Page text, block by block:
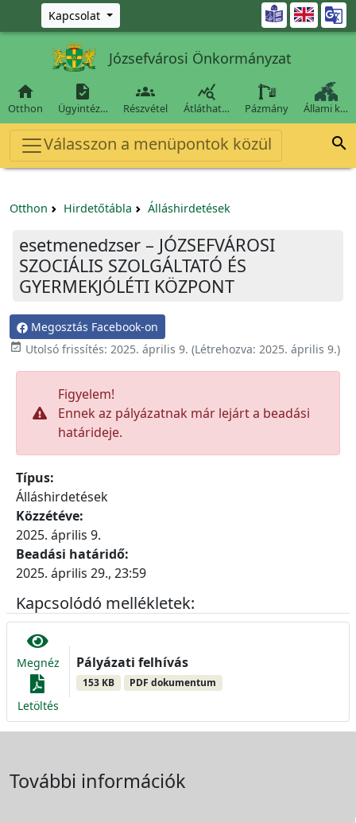
Ugrás a fő tartalomra
Kapcsolat 
Józsefvárosi Önkormányzat

Otthon

Ügyintéz…

Részvétel

Átláthat… Pázmány Állami k…
Válasszon a menüpontok közül 
Otthon Hirdetőtábla Álláshirdetések
esetmenedzser – JÓZSEFVÁROSI
SZOCIÁLIS SZOLGÁLTATÓ ÉS
GYERMEKJÓLÉTI KÖZPONT
Megosztás Facebook-on
 Utolsó frissítés: 2025. április 9. (Létrehozva: 2025. április 9.)
Figyelem!
Ennek az pályázatnak már lejárt a beadási
határideje.
Típus:
Álláshirdetések
Közzétéve:
2025. április 9.
Beadási határidő:
2025. április 29., 23:59
Kapcsolódó mellékletek:
Megnéz
Letöltés
Pályázati felhívás
153 KB PDF dokumentum
További információk